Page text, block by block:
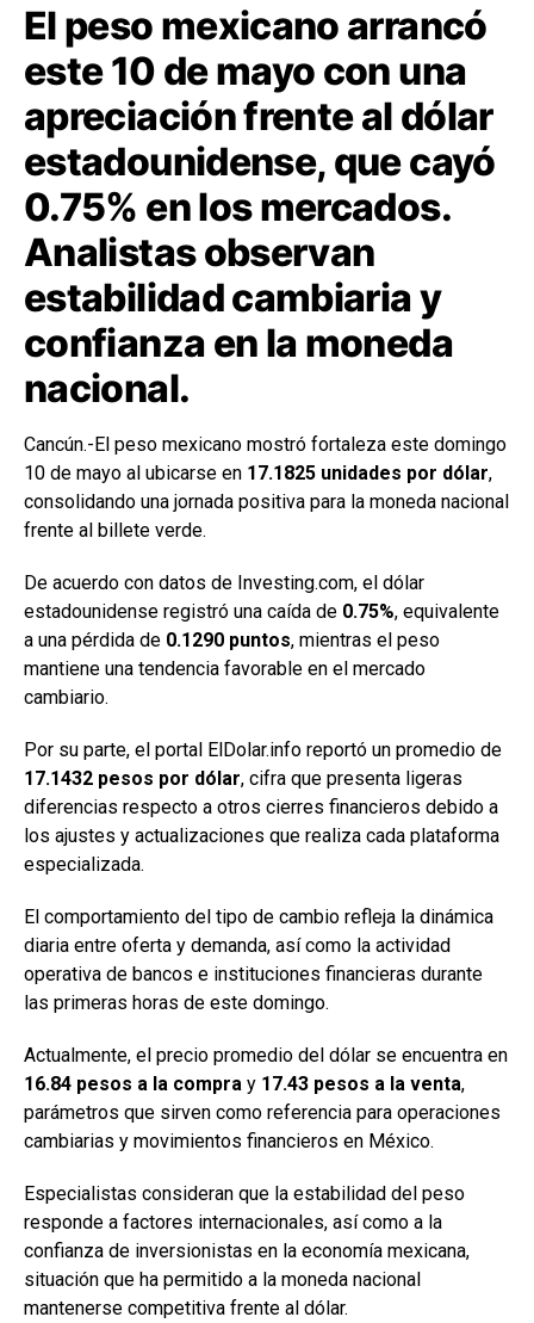
El peso mexicano arrancó
este 10 de mayo con una
apreciación frente al dólar
estadounidense, que cayó
0.75% en los mercados.
Analistas observan
estabilidad cambiaria y
confianza en la moneda
nacional.
Cancún.-El peso mexicano mostró fortaleza este domingo
10 de mayo al ubicarse en 17.1825 unidades por dólar,
consolidando una jornada positiva para la moneda nacional
frente al billete verde.
De acuerdo con datos de Investing.com, el dólar
estadounidense registró una caída de 0.75%, equivalente
a una pérdida de 0.1290 puntos, mientras el peso
mantiene una tendencia favorable en el mercado
cambiario.
Por su parte, el portal ElDolar.info reportó un promedio de
17.1432 pesos por dólar, cifra que presenta ligeras
diferencias respecto a otros cierres financieros debido a
los ajustes y actualizaciones que realiza cada plataforma
especializada.
El comportamiento del tipo de cambio refleja la dinámica
diaria entre oferta y demanda, así como la actividad
operativa de bancos e instituciones financieras durante
las primeras horas de este domingo.
Actualmente, el precio promedio del dólar se encuentra en
16.84 pesos a la compra y 17.43 pesos a la venta,
parámetros que sirven como referencia para operaciones
cambiarias y movimientos financieros en México.
Especialistas consideran que la estabilidad del peso
responde a factores internacionales, así como a la
confianza de inversionistas en la economía mexicana,
situación que ha permitido a la moneda nacional
mantenerse competitiva frente al dólar.